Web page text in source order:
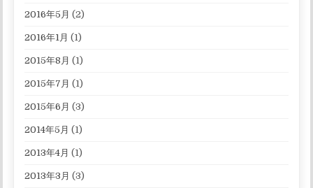
2016年5月 (2)
2016年1月 (1)
2015年8月 (1)
2015年7月 (1)
2015年6月 (3)
2014年5月 (1)
2013年4月 (1)
2013年3月 (3)